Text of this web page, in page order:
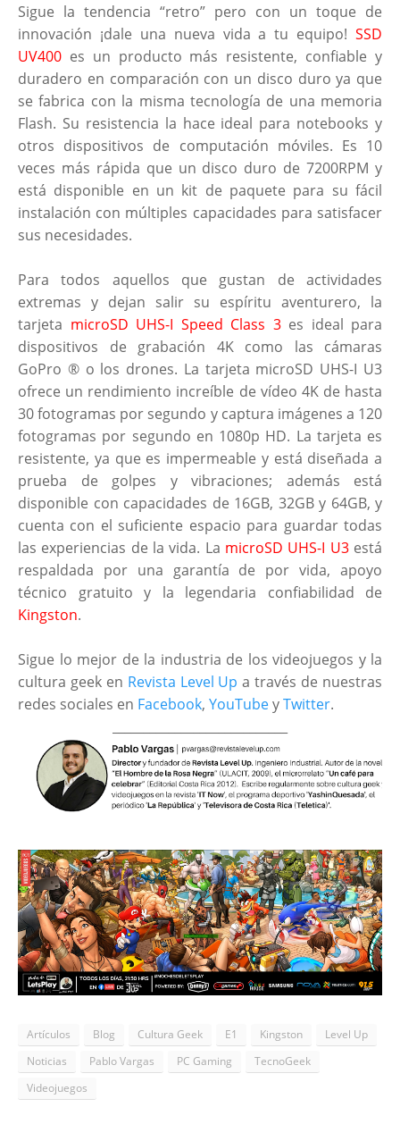
Sigue la tendencia “retro” pero con un toque de
innovación ¡dale una nueva vida a tu equipo! SSD
UV400 es un producto más resistente, confiable y
duradero en comparación con un disco duro ya que
se fabrica con la misma tecnología de una memoria
Flash. Su resistencia la hace ideal para notebooks y
otros dispositivos de computación móviles. Es 10
veces más rápida que un disco duro de 7200RPM y
está disponible en un kit de paquete para su fácil
instalación con múltiples capacidades para satisfacer
sus necesidades.
Para todos aquellos que gustan de actividades
extremas y dejan salir su espíritu aventurero, la
tarjeta microSD UHS-I Speed Class 3es ideal para
dispositivos de grabación 4K como las cámaras
GoPro ® o los drones. La tarjeta microSD UHS-I U3
ofrece un rendimiento increíble de vídeo 4K de hasta
30 fotogramas por segundo y captura imágenes a 120
fotogramas por segundo en 1080p HD. La tarjeta es
resistente, ya que es impermeable y está diseñada a
prueba de golpes y vibraciones; además está
disponible con capacidades de 16GB, 32GB y 64GB, y
cuenta con el suficiente espacio para guardar todas
las experiencias de la vida. La microSD UHS-I U3está
respaldada por una garantía de por vida, apoyo
técnico gratuito y la legendaria confiabilidad de
Kingston.
Sigue lo mejor de la industria de los videojuegos y la
cultura geek en Revista Level Up a través de nuestras
redes sociales en Facebook, YouTubeyTwitter.
Artículos Blog Cultura Geek E1 Kingston
Level Up
Noticias
Pablo Vargas PC Gaming
TecnoGeek
Videojuegos